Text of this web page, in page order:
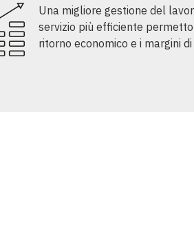
Una migliore gestione del
servizio più efficiente
ritorno economico e i margini